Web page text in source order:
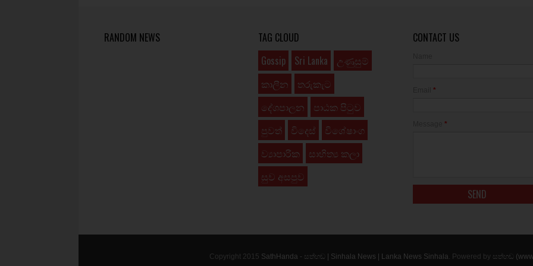
RANDOM NEWS
TAG CLOUD
Gossip
Sri Lanka
උණුසුම්
කාලීන
තරුකැට
දේශපාලන
පාඨක පිටුව
පුවත්
විදෙස්
විශේෂාංග
ව්‍යාපාරික
සාහිත්‍ය කලා
සුව අසපුව
CONTACT US
*
*
Copyright 2015 SathHanda - සත්හඬ | Sinhala News | Lanka News Sinhala. Powered by සත්හඬ